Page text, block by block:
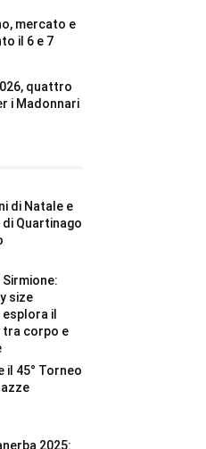
mercato e
il 6 e 7
quattro
i Madonnari
di Natale e
di Quartinago
size
il
corpo e
il 45° Torneo
2025: